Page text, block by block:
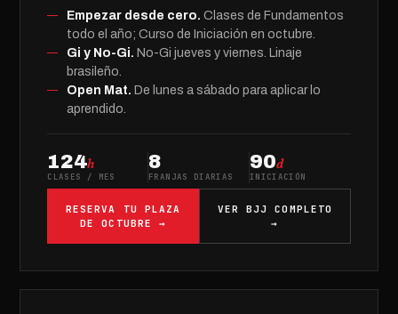
Empezar desde cero. Clases de Fundamentos
todo el año; Curso de Iniciación en octubre.
Gi y No-Gi. No-Gi jueves y viernes. Linaje
brasileño.
Open Mat. De lunes a sábado para aplicar lo
aprendido.
124h
CLASES / MES
8
FRANJAS DIARIAS
90d
INICIACIÓN
RESERVA TU PLAZA
DE OCTUBRE →
VER BJJ COMPLETO
→